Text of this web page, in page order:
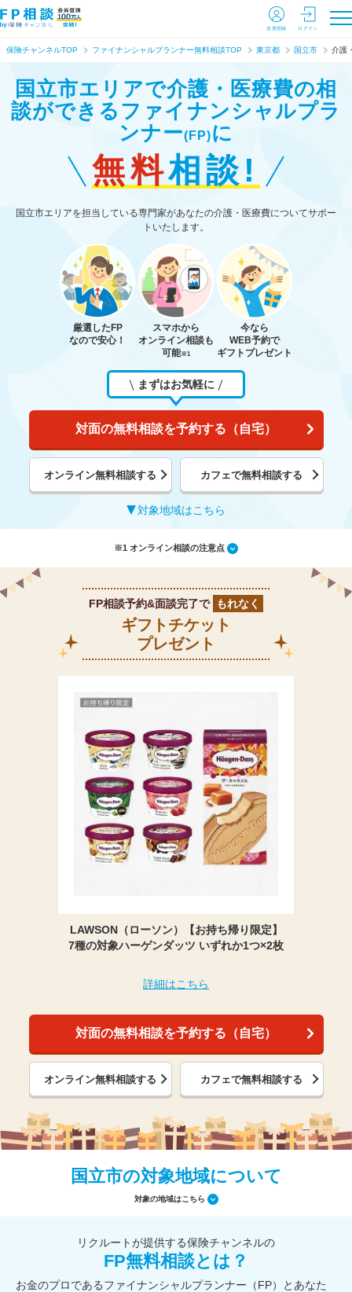
会員登録 ログイン
保険チャンネルTOP ファイナンシャルプランナー無料相談TOP 東京都 国立市 介護
国立市エリアで介護・医療費の相
談ができる ファイナンシャルプラ
ンナー(FP)に
無料相談!
国立市エリアを担当している専門家があなたの介護・医療費についてサポー
トいたします。
厳選したFP
なので安心！
スマホから
オンライン相談も
可能※1
今なら
WEB予約で
ギフトプレゼント
まずはお気軽に
対面の無料相談を予約する（自宅）
オンライン無料相談する カフェで無料相談する
対象地域はこちら
※1 オンライン相談の注意点
FP相談予約&面談完了で もれなく
ギフトチケット
プレゼント
LAWSON（ローソン）【お持ち帰り限定】
7種の対象ハーゲンダッツ いずれか1つ×2枚
詳細はこちら
対面の無料相談を予約する（自宅）
オンライン無料相談する カフェで無料相談する
国立市の対象地域について
対象の地域はこちら
リクルートが提供する保険チャンネルの
FP無料相談とは？
お金のプロであるファイナンシャルプランナー（FP）とあなた